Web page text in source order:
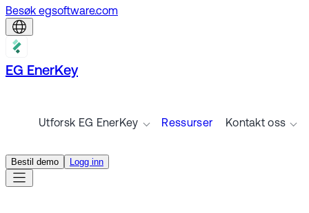
Besøk egsoftware.com
EG EnerKey
Utforsk EG EnerKey Ressurser Kontakt oss
Bestil demo Logg inn